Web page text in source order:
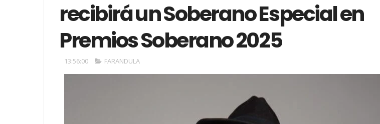
recibirá un Soberano Especial en
Premios Soberano 2025
13:56:00 FARANDULA